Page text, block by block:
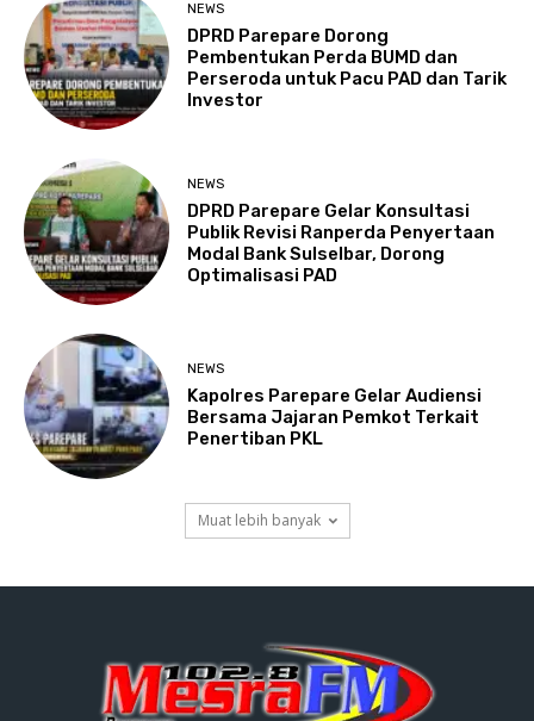
NEWS
DPRD Parepare Dorong
Pembentukan Perda BUMD dan
Perseroda untuk Pacu PAD dan Tarik
Investor
NEWS
DPRD Parepare Gelar Konsultasi
Publik Revisi Ranperda Penyertaan
Modal Bank Sulselbar, Dorong
Optimalisasi PAD
NEWS
Kapolres Parepare Gelar Audiensi
Bersama Jajaran Pemkot Terkait
Penertiban PKL
Muat lebih banyak